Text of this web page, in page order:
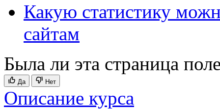
Какую статистику
сайтам
Была ли эта страница
Да Нет
Описание курса